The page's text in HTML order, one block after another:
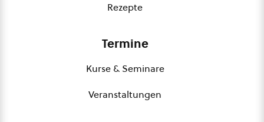
Rezepte
Termine
Kurse & Seminare
Veranstaltungen